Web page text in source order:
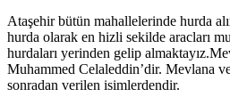
Ataşehir bütün mahallelerinde hurda
hurda olarak en hizli sekilde aracları
hurdaları yerinden gelip
Muhammed Celaleddin’dir. Mevlana
sonradan verilen isimlerdendir.